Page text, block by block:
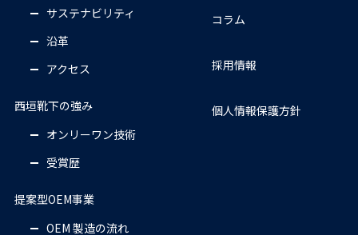
サステナビリティ
沿革
アクセス
西垣靴下の強み
オンリーワン技術
受賞歴
提案型OEM事業
OEM 製造の流れ
コラム
採用情報
個人情報保護方針